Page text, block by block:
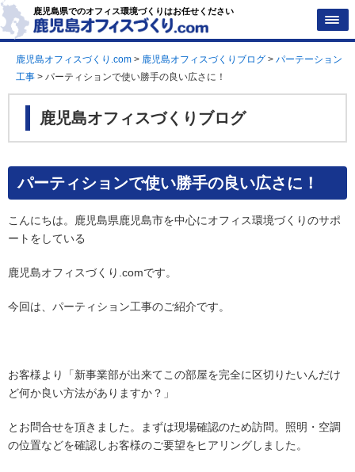
鹿児島県でのオフィス環境づくりはお任せください
鹿児島オフィスづくり.com > 鹿児島オフィスづくりブログ > パーテーション
工事 > パーティションで使い勝手の良い広さに！
鹿児島オフィスづくりブログ
パーティションで使い勝手の良い広さに！
こんにちは。鹿児島県鹿児島市を中心にオフィス環境づくりのサポ
ートをしている
鹿児島オフィスづくり.comです。
今回は、パーティション工事のご紹介です。
お客様より「新事業部が出来てこの部屋を完全に区切りたいんだけ
ど何か良い方法がありますか？」
とお問合せを頂きました。まずは現場確認のため訪問。照明・空調
の位置などを確認しお客様のご要望をヒアリングしました。